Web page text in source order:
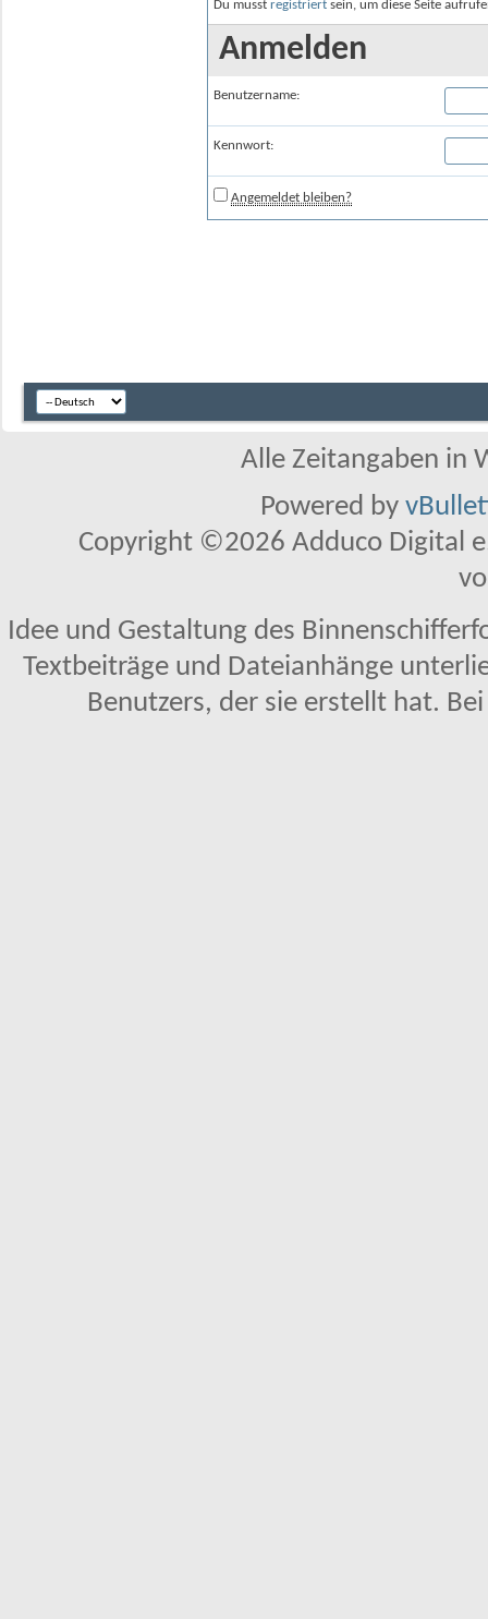
Du musst registriert sein, um diese Seite
Anmelden
Benutzername:
Kennwort:
Angemeldet bleiben?
Alle Zeitangaben in
Powered by
Copyright ©2026 Adduco Digital
Idee und Gestaltung des
Textbeiträge und Dateianhänge
Benutzers, der sie erstellt hat.